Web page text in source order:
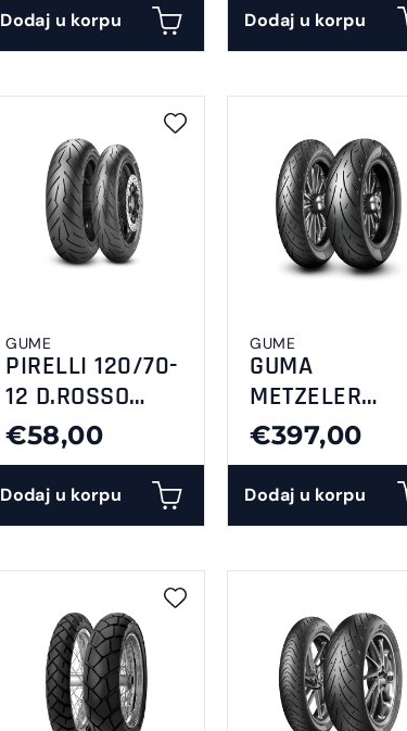
Dodaj u korpu Dodaj u korpu
GUME
PIRELLI 120/70-
12 D.ROSSO
SCOOTER
€58,00
Dodaj u korpu
GUME
GUMA
METZELER
240/50-16
CRUISETEC RR
€397,00
Dodaj u korpu